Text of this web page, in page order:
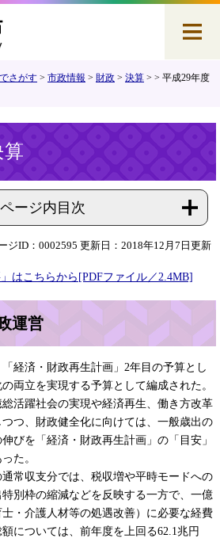
さがす > 市政情報 > 財政 > 決算 > > 平成29年度
ページ内目次
ジID：0002595 更新日：2018年12月7日更新
」はこちらから[PDFファイル／2.4MB]
運営
経済・財政再生計画」2年目の予算とし
両立を実現する予算として編成された。
活躍社会の実現や経済再生、働き方改革
つ、財政健全化に向けては、一般歳出の
びを「経済・財政再生計画」の「目安」
た。
常収支分では、税収増や平時モードへの
別枠の縮減などを反映する一方で、一億
・介護人材等の処遇改善）に必要な経費
については、前年度を上回る62.1兆円